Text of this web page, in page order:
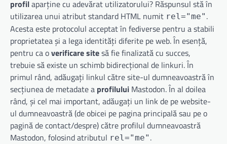
profilaparține cu adevărat utilizatorului? Răspunsul stă în
utilizarea unui atribut standard HTML numit rel="me" .
Acesta este protocolul acceptat în fediverse pentru a stabili
proprietatea și a lega identități diferite pe web. În esență,
pentru ca overificare sitesă fie finalizată cu succes,
trebuie să existe un schimb bidirecțional de linkuri. În
primul rând, adăugați linkul către site-ul dumneavoastră în
secțiunea de metadate a profilului Mastodon. În al doilea
rând, și cel mai important, adăugați un link de pe website-
ul dumneavoastră (de obicei pe pagina principală sau pe o
pagină de contact/despre) către profilul dumneavoastră
Mastodon, folosind atributul rel="me" .